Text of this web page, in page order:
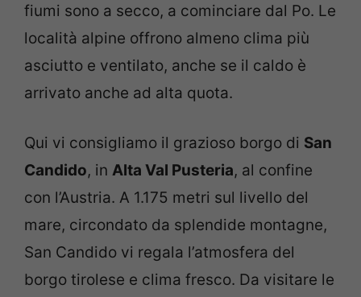
fiumi sono a secco, a cominciare dal Po. Le
località alpine offrono almeno clima più
asciutto e ventilato, anche se il caldo è
arrivato anche ad alta quota.
Qui vi consigliamo il grazioso borgo di San
Candido, in Alta Val Pusteria, al confine
con l’Austria. A 1.175 metri sul livello del
mare, circondato da splendide montagne,
San Candido vi regala l’atmosfera del
borgo tirolese e clima fresco. Da visitare le